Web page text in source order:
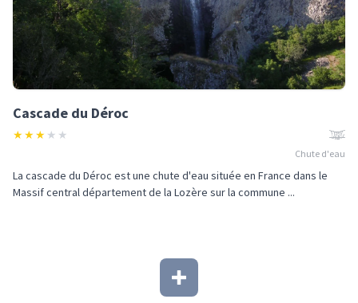
Cascade du Déroc
★★★ ★ ★
Chute d'eau
La cascade du Déroc est une chute d'eau située en France dans le
Massif central département de la Lozère sur la commune ...